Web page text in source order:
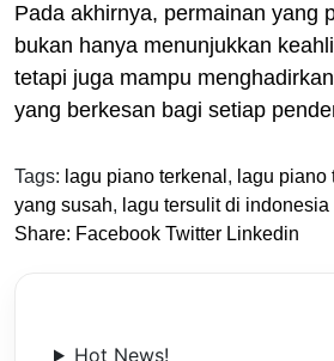
Pada akhirnya, permainan yang
bukan hanya menunjukkan
tetapi juga mampu
yang berkesan bagi setiap
Tags: lagu piano terkenal , lagu piano
yang susah, lagu tersulit di indonesia
Share: Facebook Twitter Linkedin
Hot News!